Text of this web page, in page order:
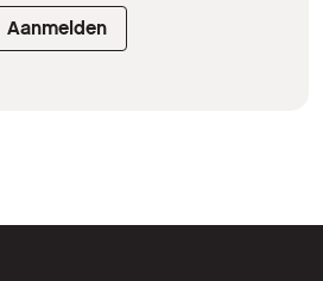
Aanmelden